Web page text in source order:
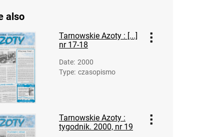
Tarnowskie Azoty : Organ Samorządu
Robotniczego Zakładów Azotowych im. Feliksa
Dzierżyńskiego. 1969
Tarnowskie Azoty : Organ Samorządu
Robotniczego Zakładów Azotowych im. Feliksa
Dzierżyńskiego. 1970
Tarnowskie Azoty : Organ Samorządu
Dzierżyńskiego. 1971
also
Tarnowskie Azoty : [...]
nr 17-18
Date: 2000
Type: czasopismo
Tarnowskie Azoty :
tygodnik. 2000, nr 19